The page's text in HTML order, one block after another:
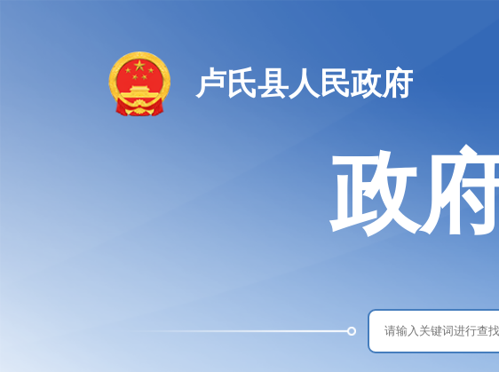
卢氏县人民政府
政